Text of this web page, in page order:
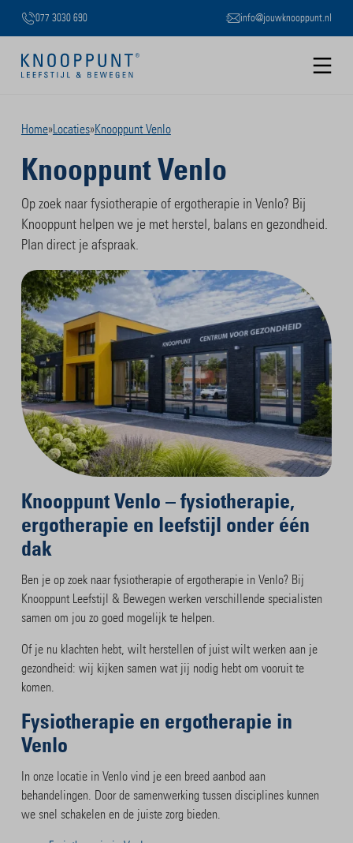
077 3030 690 info@jouwknooppunt.nl
Slide 2 of 3.
Home»Locaties»Knooppunt Venlo
Knooppunt Venlo
Op zoek naar fysiotherapie of ergotherapie in Venlo? Bij
Knooppunt helpen we je met herstel, balans en gezondheid.
Plan direct je afspraak.
Knooppunt Venlo – fysiotherapie,
ergotherapie en leefstijl onder één
dak
Ben je op zoek naar fysiotherapie of ergotherapie in Venlo? Bij
Knooppunt Leefstijl & Bewegen werken verschillende specialisten
samen om jou zo goed mogelijk te helpen.
Of je nu klachten hebt, wilt herstellen of juist wilt werken aan je
gezondheid: wij kijken samen wat jij nodig hebt om vooruit te
komen.
Fysiotherapie en ergotherapie in
Venlo
In onze locatie in Venlo vind je een breed aanbod aan
behandelingen. Door de samenwerking tussen disciplines kunnen
we snel schakelen en de juiste zorg bieden.